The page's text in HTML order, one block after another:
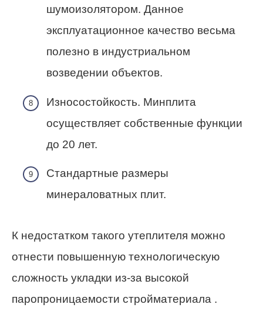
шумоизолятором. Данное
эксплуатационное качество весьма
полезно в индустриальном
возведении объектов.
Износостойкость. Минплита
осуществляет собственные функции
до 20 лет.
Стандартные размеры
минераловатных плит.
К недостатком такого утеплителя можно
отнести повышенную технологическую
сложность укладки из-за высокой
паропроницаемости стройматериала .